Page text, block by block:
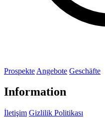
Prospekte Angebote Geschäfte
Information
İletişim Gizlilik Politikası